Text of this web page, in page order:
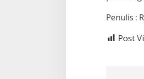
Penulis :
Post